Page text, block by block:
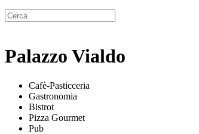
Palazzo Vialdo
Cafè-Pasticceria
Gastronomia
Bistrot
Pizza Gourmet
Pub